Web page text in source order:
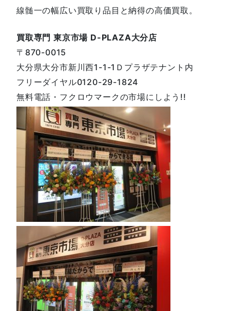
線髄一の幅広い買取り品目と納得の高価買取。
買取専門 東京市場 D-PLAZA大分店
〒870-0015
大分県大分市新川西1-1-1Ｄプラザテナント内
フリーダイヤル0120-29-1824
無料電話・フクロウマークの市場にしよう!!